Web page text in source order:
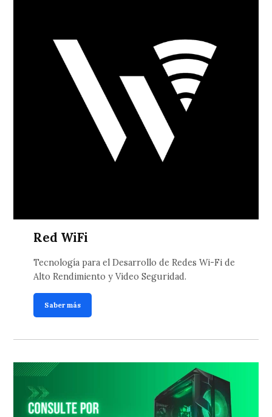
Red WiFi
Tecnología para el Desarrollo de Redes Wi-Fi de
Alto Rendimiento y Video Seguridad.
Saber más